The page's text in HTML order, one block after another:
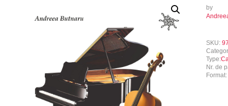
by
SKU:
Type:
Nr. de
Format: